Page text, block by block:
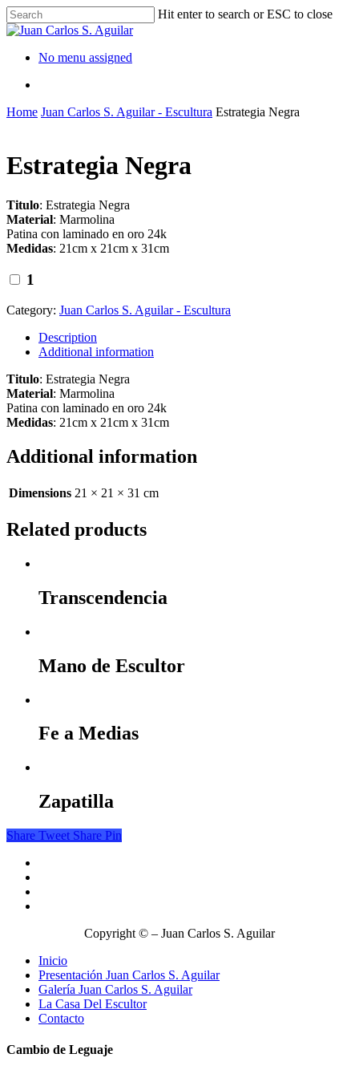
Hit enter to search or ESC to close
No menu assigned
Home Juan Carlos S. Aguilar - Escultura Estrategia Negra
Estrategia Negra
Titulo: Estrategia Negra
Material: Marmolina
Patina con laminado en oro 24k
Medidas: 21cm x 21cm x 31cm
1
Category: Juan Carlos S. Aguilar - Escultura
Description
Additional information
Titulo: Estrategia Negra
Material: Marmolina
Patina con laminado en oro 24k
Medidas: 21cm x 21cm x 31cm
Additional information
Dimensions 21 × 21 × 31 cm
Related products
Transcendencia
Mano de Escultor
Fe a Medias
Zapatilla
Share Tweet Share Pin
Copyright © – Juan Carlos S. Aguilar
Inicio
Presentación Juan Carlos S. Aguilar
Galería Juan Carlos S. Aguilar
La Casa Del Escultor
Contacto
Cambio de Leguaje